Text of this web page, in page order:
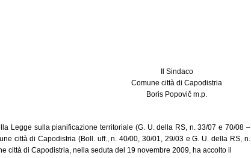
Il Sindaco
Comune città di Capodistria
Boris Popovič m.p.
Legge sulla pianificazione territoriale (G. U. della RS, n. 33/07 e 70/08 –
città di Capodistria (Boll. uff., n. 40/00, 30/01, 29/03 e G. U. della RS, n.
città di Capodistria, nella seduta del 19 novembre 2009, ha accolto il